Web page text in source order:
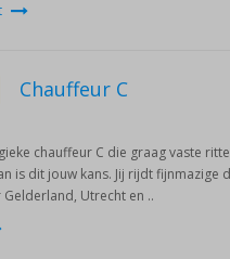
Chauffeur C
chauffeur C die graag vaste
is dit jouw kans. Jij rijdt fijnmazige
Utrecht en ..